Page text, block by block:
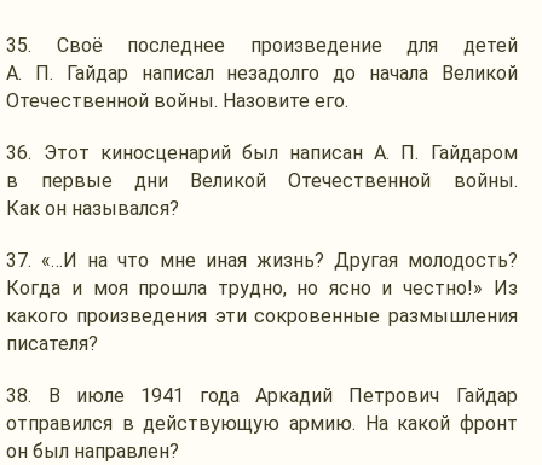
35. Своё последнее произведение для детей
А. П. Гайдар написал незадолгодо началаВеликой
Отечественной войны. Назовите его.
36. Этот киносценарийбыл написанА. П. Гайдаром
в первыедни Великой Отечественной войны.
Как он назывался?
37. «…И на что мне иная жизнь? Другая молодость?
Когда и мояпрошла трудно, но ясно и честно!» Из
какого произведения эти сокровенные размышления
писателя?
38. В июле 1941 года Аркадий Петрович Гайдар
отправился в действующую армию. На какой фронт
он был направлен?